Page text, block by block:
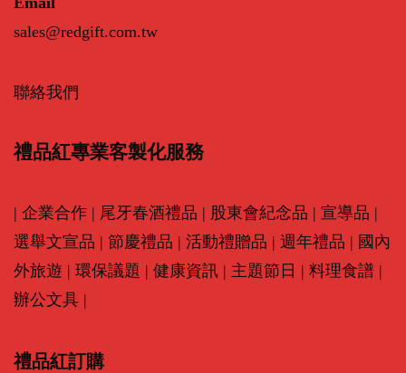
sales@redgift.com.tw
聯絡我們
禮品紅專業客製化服務
| 企業合作 | 尾牙春酒禮品 | 股東會紀念品 | 宣導品 |
選舉文宣品 | 節慶禮品 | 活動禮贈品 | 週年禮品 | 國內
外旅遊 | 環保議題 | 健康資訊 | 主題節日 | 料理食譜 |
辦公文具 |
禮品紅訂購